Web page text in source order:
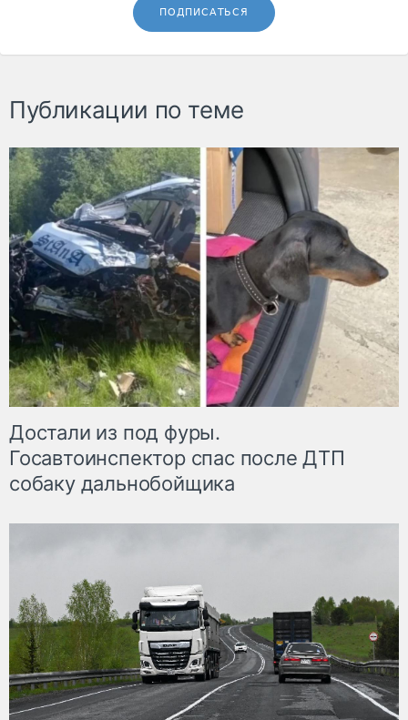
ПОДПИСАТЬСЯ
Публикации по теме
Достали из под фуры.
Госавтоинспектор спас после ДТП
собаку дальнобойщика